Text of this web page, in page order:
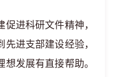
进科研文件精神，
进支部建设经验，
发展有直接帮助。